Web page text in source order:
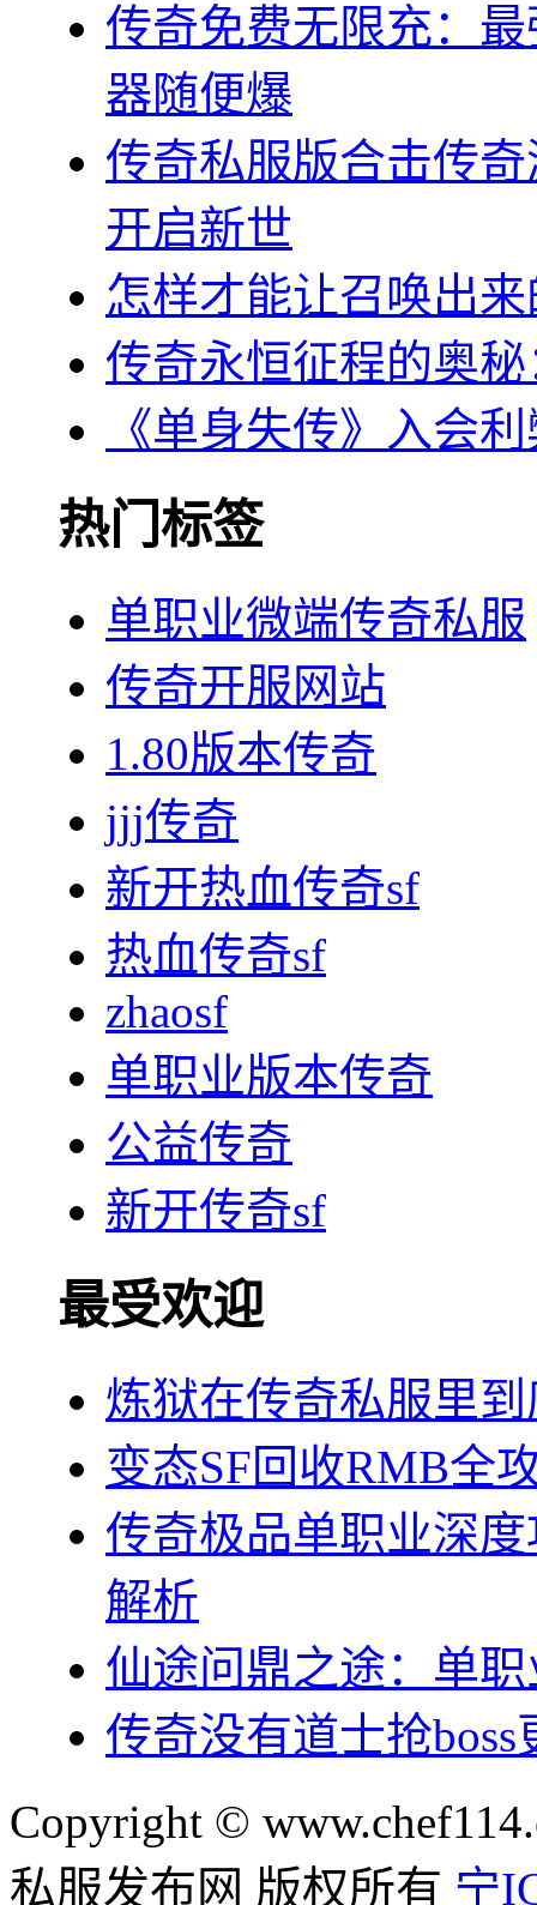
传奇免费无限充：
器随便爆
传奇私服版合击传
开启新世
怎样才能让召唤出
传奇永恒征程的奥
《单身失传》入会
热门标签
单职业微端传奇私服
传奇开服网站
1.80版本传奇
jjj传奇
新开热血传奇sf
热血传奇sf
zhaosf
单职业版本传奇
公益传奇
新开传奇sf
最受欢迎
炼狱在传奇私服里
变态SF回收RMB全
传奇极品单职业深
解析
仙途问鼎之途：单
传奇没有道士抢boss
Copyright ©
私服发布网 版权所有 宁